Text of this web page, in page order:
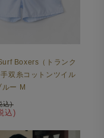
けにしています。動
りの良さを考慮した
Boxers（トランク
双糸コットンツイル
ー M
込)
込)